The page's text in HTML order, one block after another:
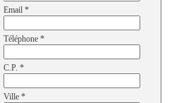
Email *
Téléphone *
C.P. *
Ville *